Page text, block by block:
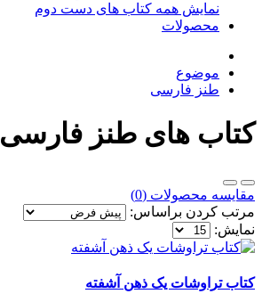
نمایش همه کتاب های دست دوم
محصولات
موضوع
طنز فارسی
کتاب های طنز فارسی
مقایسه محصولات (0)
مرتب کردن براساس:
نمایش:
کتاب تراوشات یک ذهن آشفته